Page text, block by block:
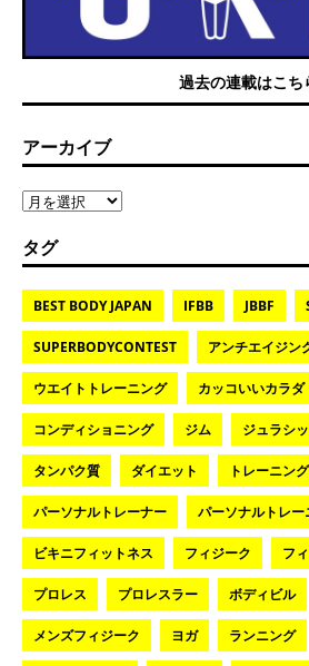
過去の連載はこち
アーカイブ
タグ
BEST BODY JAPAN IFBB JBBF
SUPERBODYCONTEST アンチエイジン
ウエイトトレーニング カッコいいカラダ
コンディショニング ジム ジュラシ
タンパク質 ダイエット トレーニング
パーソナルトレーナー パーソナルトレー
ビキニフィットネス フィジーク フ
プロレス プロレスラー ボディビル
メンズフィジーク ヨガ ランニング